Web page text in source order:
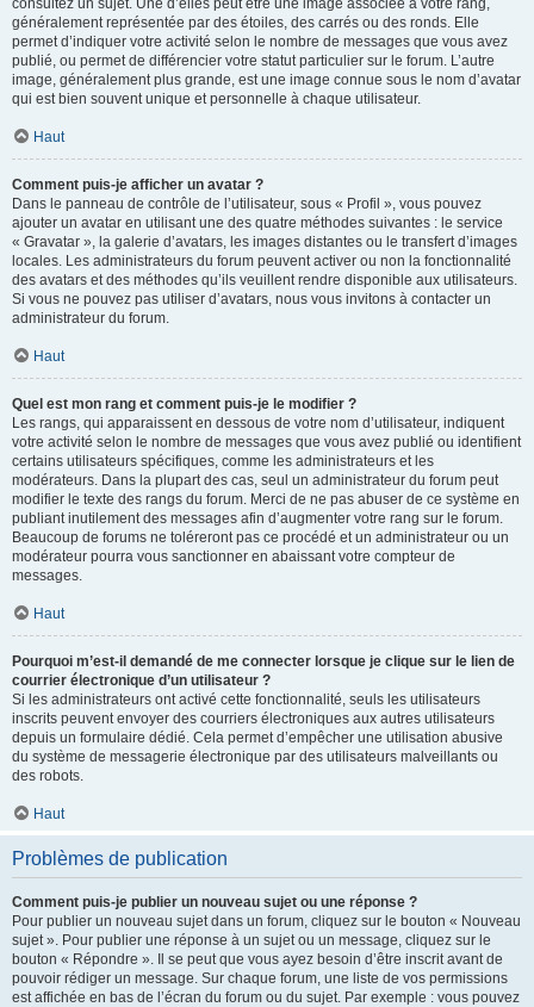
consultez un sujet. Une d’elles peut être une image associée à votre rang,
généralement représentée par des étoiles, des carrés ou des ronds. Elle
permet d’indiquer votre activité selon le nombre de messages que vous avez
publié, ou permet de différencier votre statut particulier sur le forum. L’autre
image, généralement plus grande, est une image connue sous le nom d’avatar
qui est bien souvent unique et personnelle à chaque utilisateur.
Haut
Comment puis-je afficher un avatar ?
Dans le panneau de contrôle de l’utilisateur, sous « Profil », vous pouvez
ajouter un avatar en utilisant une des quatre méthodes suivantes : le service
« Gravatar », la galerie d’avatars, les images distantes ou le transfert d’images
locales. Les administrateurs du forum peuvent activer ou non la fonctionnalité
des avatars et des méthodes qu’ils veuillent rendre disponible aux utilisateurs.
Si vous ne pouvez pas utiliser d’avatars, nous vous invitons à contacter un
administrateur du forum.
Haut
Quel est mon rang et comment puis-je le modifier ?
Les rangs, qui apparaissent en dessous de votre nom d’utilisateur, indiquent
votre activité selon le nombre de messages que vous avez publié ou identifient
certains utilisateurs spécifiques, comme les administrateurs et les
modérateurs. Dans la plupart des cas, seul un administrateur du forum peut
modifier le texte des rangs du forum. Merci de ne pas abuser de ce système en
publiant inutilement des messages afin d’augmenter votre rang sur le forum.
Beaucoup de forums ne toléreront pas ce procédé et un administrateur ou un
modérateur pourra vous sanctionner en abaissant votre compteur de
messages.
Haut
Pourquoi m’est-il demandé de me connecter lorsque je clique sur le lien de
courrier électronique d’un utilisateur ?
Si les administrateurs ont activé cette fonctionnalité, seuls les utilisateurs
inscrits peuvent envoyer des courriers électroniques aux autres utilisateurs
depuis un formulaire dédié. Cela permet d’empêcher une utilisation abusive
du système de messagerie électronique par des utilisateurs malveillants ou
des robots.
Haut
Problèmes de publication
Comment puis-je publier un nouveau sujet ou une réponse ?
Pour publier un nouveau sujet dans un forum, cliquez sur le bouton « Nouveau
sujet ». Pour publier une réponse à un sujet ou un message, cliquez sur le
bouton « Répondre ». Il se peut que vous ayez besoin d’être inscrit avant de
pouvoir rédiger un message. Sur chaque forum, une liste de vos permissions
est affichée en bas de l’écran du forum ou du sujet. Par exemple : vous pouvez